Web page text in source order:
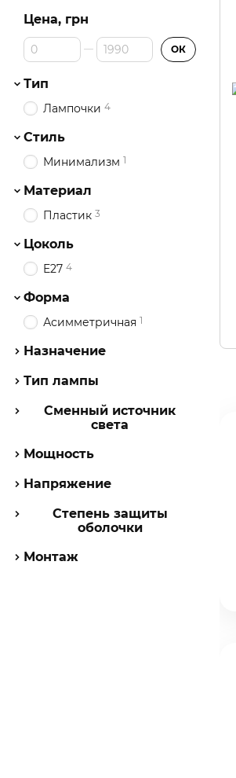
Цена, грн
От Цена, грн
До Цена, грн ОК
Тип
Лампочки 4
Стиль
Минимализм 1
Материал
Пластик 3
Цоколь
E27 4
Форма
Асимметричная 1
Назначение
Тип лампы
Сменный источник
света
Мощность
Напряжение
Степень защиты
оболочки
Монтаж